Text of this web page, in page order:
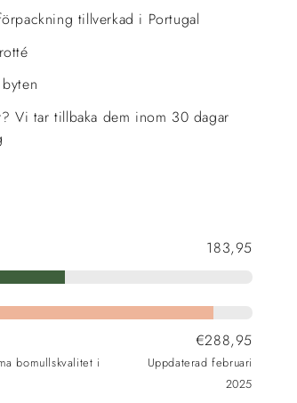
tillverkad i Portugal
Vi tar tillbaka dem inom 30 dagar
183,95
bomullskvalitet i
€288,95
Uppdaterad februari
2025